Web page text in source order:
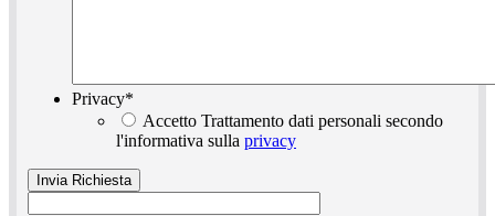
Privacy*
Accetto Trattamento dati personali secondo
l'informativa sulla privacy